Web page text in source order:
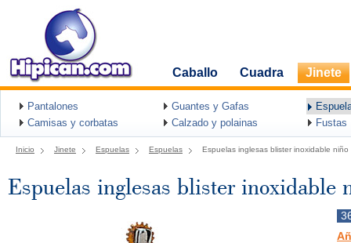
Caballo Cuadra Jinete
Pantalones Guantes y Gafas
Camisas y corbatas
Calzado y polainas Fustas
Inicio Jinete Espuelas Espuelas Espuelas inglesas blister inoxidable niño
Espuelas inglesas blister inoxidable